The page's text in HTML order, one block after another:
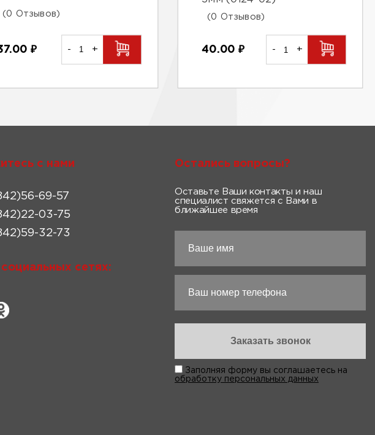
(0 Отзывов)
₽ - +
(0 Отзывов)
40.00 ₽ - +
с нами
69-57
03-75
32-73
сетях:
Остались вопросы?
Оставьте Ваши контакты и наш
специалист свяжется с Вами в
ближайшее время
Заполняя форму вы соглашаетесь на
обработку персональных данных